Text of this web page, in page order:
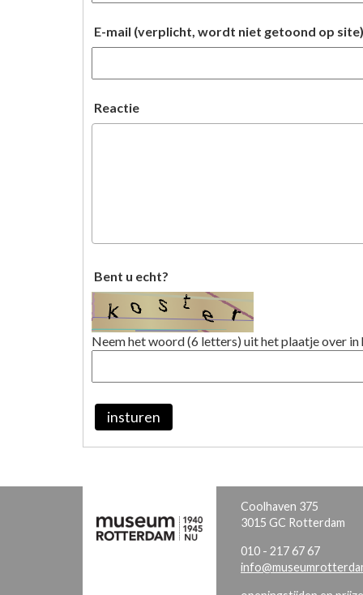
E-mail (verplicht, wordt niet getoond op site)
Reactie
Bent u echt?
Neem het woord (6 letters) uit het plaatje over
insturen
Coolhaven 375
3015 GC Rotterdam
010 - 217 67 67